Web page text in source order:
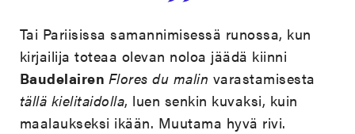
Tai Pariisissa samannimisessä runossa, kun
kirjailija toteaa olevan noloa jäädä kiinni
Baudelairen Flores du malin varastamisesta
tällä kielitaidolla, luen senkin kuvaksi, kuin
maalaukseksi ikään. Muutama hyvä rivi.